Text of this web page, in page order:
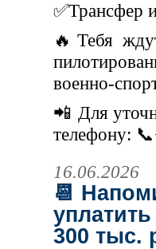
✅Трансфер
🔥Тебя
военно-
📲 Для
телефону:
16.06.2026
📆
300 тыс.